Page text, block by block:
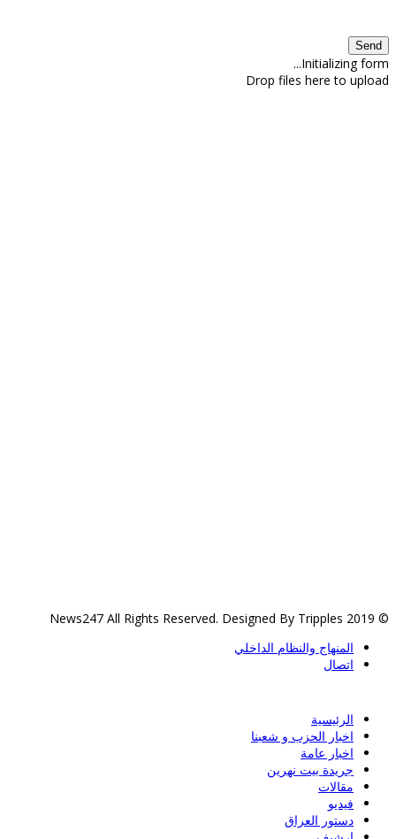
Send
Initializing form...
Drop files here to upload
© 2019 News247 All Rights Reserved. Designed By Tripples
المنهاج والنظام الداخلي
اتصال
الرئيسية
اخبار الحزب و شعبنا
اخبار عامة
جريدة بيت نهرين
مقالات
فيديو
دستور العراق